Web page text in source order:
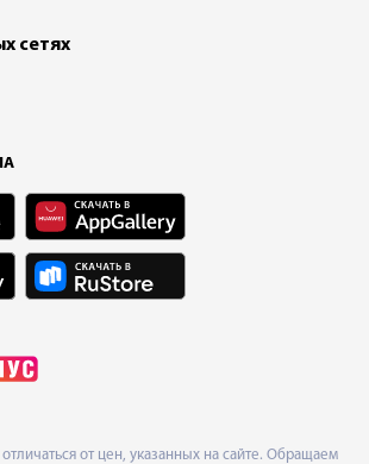
сетях
от цен, указанных на сайте. Обращаем